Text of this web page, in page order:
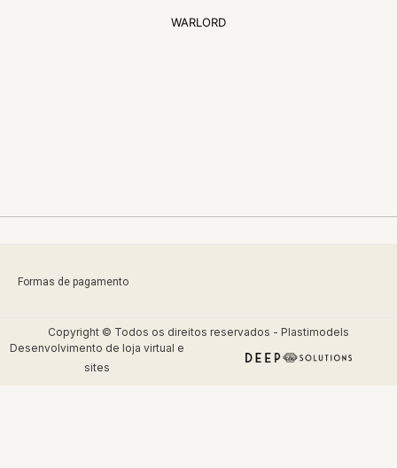
WARLORD
Formas de pagamento
Copyright © Todos os direitos reservados - Plastimodels
Desenvolvimento de loja virtual e
sites